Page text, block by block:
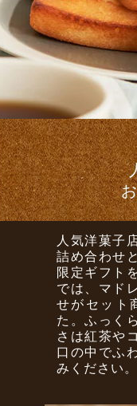
人気洋菓子
詰め合わせ
限定ギフト
では、マド
せがセット
た。ふっく
さは紅茶や
口の中でふ
みください。